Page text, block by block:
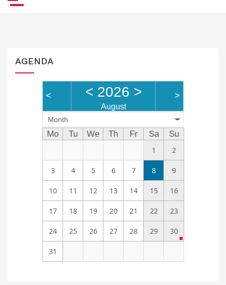
AGENDA
< < 2026 >
August
>
Month
Mo Tu We Th Fr Sa
Su
1
2
3 4 5 6 7 8 9
10 11 12 13 14 15 16
17 18 19 20 21 22 23
24 25 26 27 28 29 30
31